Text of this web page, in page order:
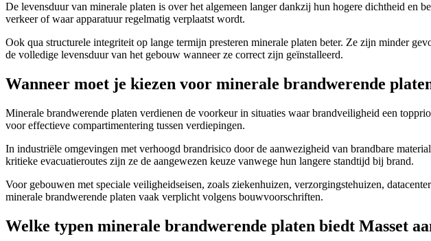
De levensduur van minerale platen is over het algemeen langer dankzij hun hogere dichtheid en
verkeer of waar apparatuur regelmatig verplaatst wordt.
Ook qua structurele integriteit op lange termijn presteren minerale platen beter. Ze zijn minder
de volledige levensduur van het gebouw wanneer ze correct zijn geïnstalleerd.
Wanneer moet je kiezen voor minerale brandwerende
Minerale brandwerende platen verdienen de voorkeur in situaties waar brandveiligheid een
voor effectieve compartimentering tussen verdiepingen.
In industriële omgevingen met verhoogd brandrisico door de aanwezigheid van brandbare
kritieke evacuatieroutes zijn ze de aangewezen keuze vanwege hun langere standtijd bij brand.
Voor gebouwen met speciale veiligheidseisen, zoals ziekenhuizen, verzorgingstehuizen,
minerale brandwerende platen vaak verplicht volgens bouwvoorschriften.
Welke typen minerale brandwerende platen biedt Masset